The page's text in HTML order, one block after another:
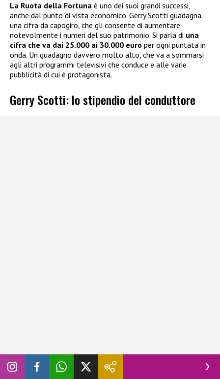
La Ruota della Fortuna è uno dei suoi grandi successi,
anche dal punto di vista economico. Gerry Scotti guadagna
una cifra da capogiro, che gli consente di aumentare
notevolmente i numeri del suo patrimonio. Si parla di una
cifra che va dai 25.000 ai 30.000 euro per ogni puntata in
onda. Un guadagno davvero molto alto, che va a sommarsi
agli altri programmi televisivi che conduce e alle varie
pubblicità di cui è protagonista.
Gerry Scotti: lo stipendio del conduttore